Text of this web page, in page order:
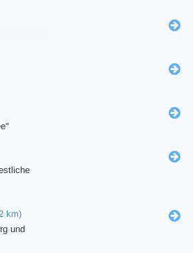
km)
und